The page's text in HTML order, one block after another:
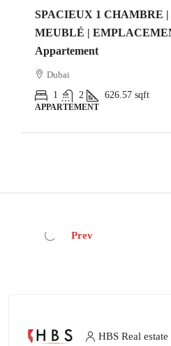
SPACIEUX 1 CHAMBRE
MEUBLÉ |
Appartement
Dubai
1
2 626.57 sqft
APPARTEMENT
Prev
HBS Real estate